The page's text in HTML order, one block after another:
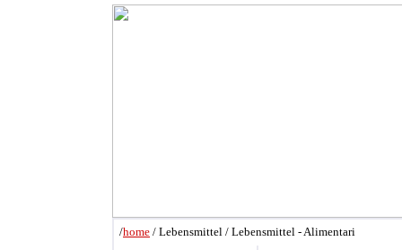
/home / Lebensmittel / Lebensmittel - Alimentari